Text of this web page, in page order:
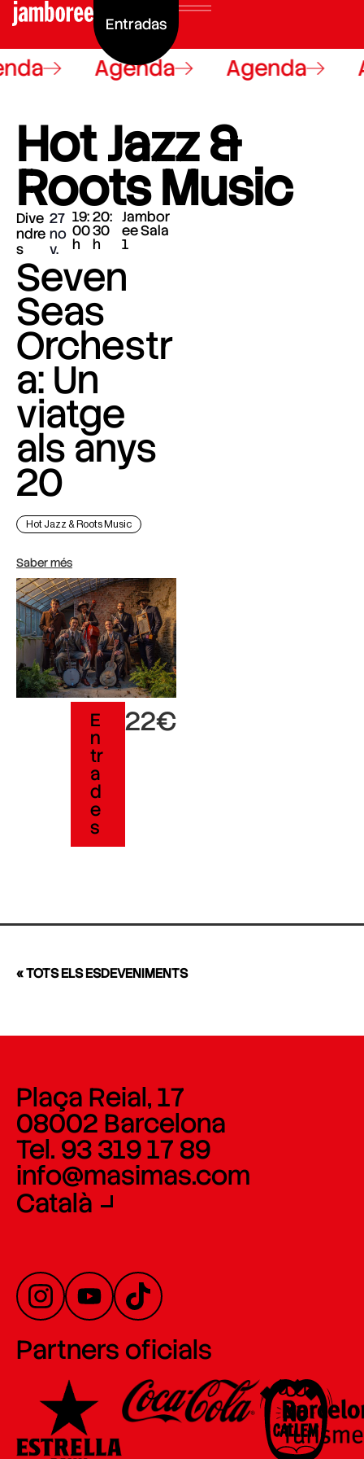
Entradas
Agenda Agenda
Hot Jazz &
Roots Music
Dive
ndre
s
27
no
v.
19:
00
h
20:
30
h
Jambor
ee Sala
1
Seven
Seas
Orchestr
a: Un
viatge
als anys
20
Hot Jazz & Roots Music
Saber més
E
n
tr
a
d
e
s
22€
« TOTS ELS ESDEVENIMENTS
Plaça Reial, 17
08002 Barcelona
Tel. 93 319 17 89
info@masimas.com
Català
Partners oficials